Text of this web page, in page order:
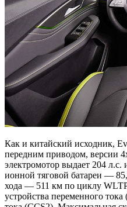
Как и китайский исходник,
передним приводом, версии
электромотор выдает 204
ионной тяговой батареи —
хода — 511 км по циклу
устройства переменного